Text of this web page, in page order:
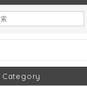
Category